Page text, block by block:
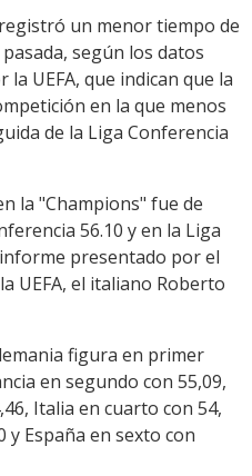
Linkun menor tiempo de
según los datos
UEFA, que indican que la
en la que menos
de la Liga Conferencia
la "Champions" fue de
56.10 y en la Liga
presentado por el
UEFA, el italiano Roberto
figura en primer
en segundo con 55,09,
Italia en cuarto con 54,
España en sexto con